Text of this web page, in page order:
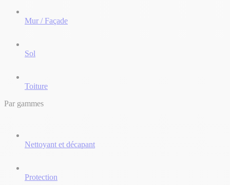
Mur / Façade
Sol
Toiture
Par gammes
Nettoyant et décapant
Protection